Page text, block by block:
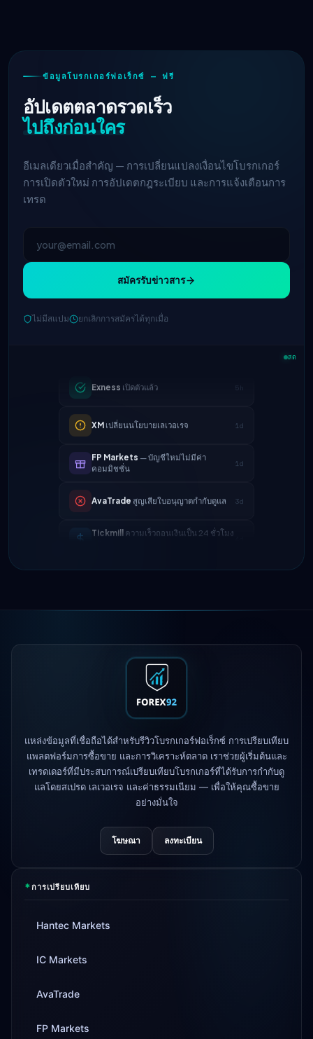
ข้อมูลโบรกเกอร์ฟอเร็กซ์ — ฟรี
อัปเดตตลาดรวดเร็ว
ไปถึงก่อนใคร
อีเมลเดียวเมื่อสำคัญ — การเปลี่ยนแปลงเงื่อนไขโบรกเกอร์
การเปิดตัวใหม่ การอัปเดตกฎระเบียบ และการแจ้งเตือนการ
เทรด
สมัครรับข่าวสาร
ไม่มีสแปม ยกเลิกการสมัครได้ทุกเมื่อ
สด
ลดสเปรด EUR/USD → 0.1
จุด
XMเปลี่ยนนโยบายเลเวอเรจ 1d
FP Markets— บัญชีใหม่ไม่มีค่า
1d
AvaTrade 3d
Tickmillความเร็วถอนเงินเป็น 24 ชั่วโมง
4d
IC Markets ลดสเปรด EUR/USD → 0.1
คอมมิชชั่น
สูญเสียใบอนุญาตกำกับดูแล
แล้ว
แหล่งข้อมูลที่เชื่อถือได้สำหรับรีวิวโบรกเกอร์ฟอเร็กซ์ การเปรียบเทียบ
แพลตฟอร์มการซื้อขาย และการวิเคราะห์ตลาด เราช่วยผู้เริ่มต้นและ
เทรดเดอร์ที่มีประสบการณ์เปรียบเทียบโบรกเกอร์ที่ได้รับการกำกับดู
แลโดยสเปรด เลเวอเรจ และค่าธรรมเนียม — เพื่อให้คุณซื้อขาย
อย่างมั่นใจ
โฆษณา ลงทะเบียน
*การเปรียบเทียบ
Hantec Markets
IC Markets
AvaTrade
FP Markets